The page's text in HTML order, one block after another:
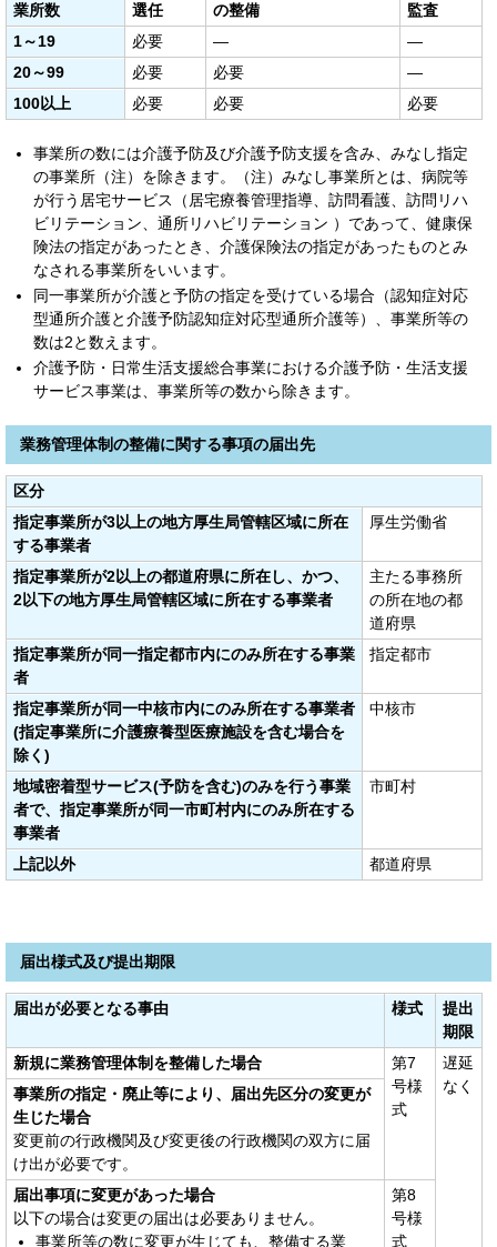
業所数
選任
の整備
監査
1～19
必要 ―
―
20～99
必要 必要
―
100以上
必要 必要 必要
事業所の数には介護予防及び介護予防支援を含み、みなし指定
の事業所（注）を除きます。（注）みなし事業所とは、病院等
が行う居宅サービス（居宅療養管理指導、訪問看護、訪問リハ
ビリテーション、通所リハビリテーション ）であって、健康保
険法の指定があったとき、介護保険法の指定があったものとみ
なされる事業所をいいます。
同一事業所が介護と予防の指定を受けている場合（認知症対応
型通所介護と介護予防認知症対応型通所介護等）、事業所等の
数は2と数えます。
介護予防・日常生活支援総合事業における介護予防・生活支援
サービス事業は、事業所等の数から除きます。
業務管理体制の整備に関する事項の届出先
区分
指定事業所が3以上の地方厚生局管轄区域に所在
する事業者
厚生労働省
指定事業所が2以上の都道府県に所在し、かつ、
2以下の地方厚生局管轄区域に所在する事業者
主たる事務所
の所在地の都
道府県
指定事業所が同一指定都市内にのみ所在する事業
者
指定都市
指定事業所が同一中核市内にのみ所在する事業者
(指定事業所に介護療養型医療施設を含む場合を
除く)
中核市
地域密着型サービス(予防を含む)のみを行う事業
者で、指定事業所が同一市町村内にのみ所在する
事業者
市町村
上記以外 都道府県
届出様式及び提出期限
届出が必要となる事由 様式
提出
期限
新規に業務管理体制を整備した場合
第7
号様
式
遅延
なく
事業所の指定・廃止等により、届出先区分の変更が
生じた場合
変更前の行政機関及び変更後の行政機関の双方に届
け出が必要です。
届出事項に変更があった場合
以下の場合は変更の届出は必要ありません。
事業所等の数に変更が生じても、整備する業
第8
号様
式